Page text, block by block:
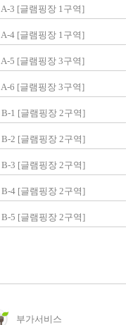
A-3 [글램핑장 1구역]
A-4 [글램핑장 1구역]
A-5 [글램핑장 3구역]
A-6 [글램핑장 3구역]
B-1 [글램핑장 2구역]
B-2 [글램핑장 2구역]
B-3 [글램핑장 2구역]
B-4 [글램핑장 2구역]
B-5 [글램핑장 2구역]
부가서비스